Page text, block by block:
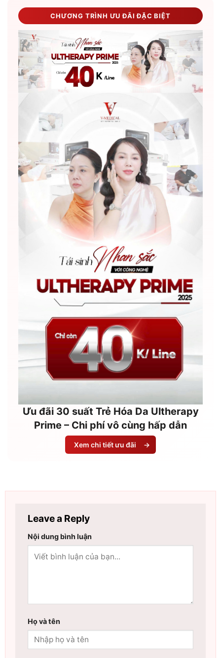
CHƯƠNG TRÌNH ƯU ĐÃI ĐẶC BIỆT
Ưu đãi 30 suất Trẻ Hóa Da Ultherapy
Prime – Chi phí vô cùng hấp dẫn
Xem chi tiết ưu đãi →
Leave a Reply
Nội dung bình luận
Họ và tên